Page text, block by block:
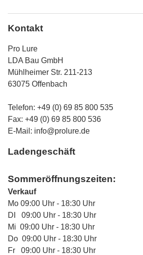
Kontakt
Pro Lure
LDA Bau GmbH
Mühlheimer Str. 211-213
63075 Offenbach
Telefon: +49 (0) 69 85 800 535
Fax: +49 (0) 69 85 800 536
E-Mail: info@prolure.de
Ladengeschäft
Sommeröffnungszeiten:
Verkauf
Mo 09:00 Uhr - 18:30 Uhr
DI 09:00 Uhr - 18:30 Uhr
Mi 09:00 Uhr - 18:30 Uhr
Do 09:00 Uhr - 18:30 Uhr
Fr 09:00 Uhr - 18:30 Uhr